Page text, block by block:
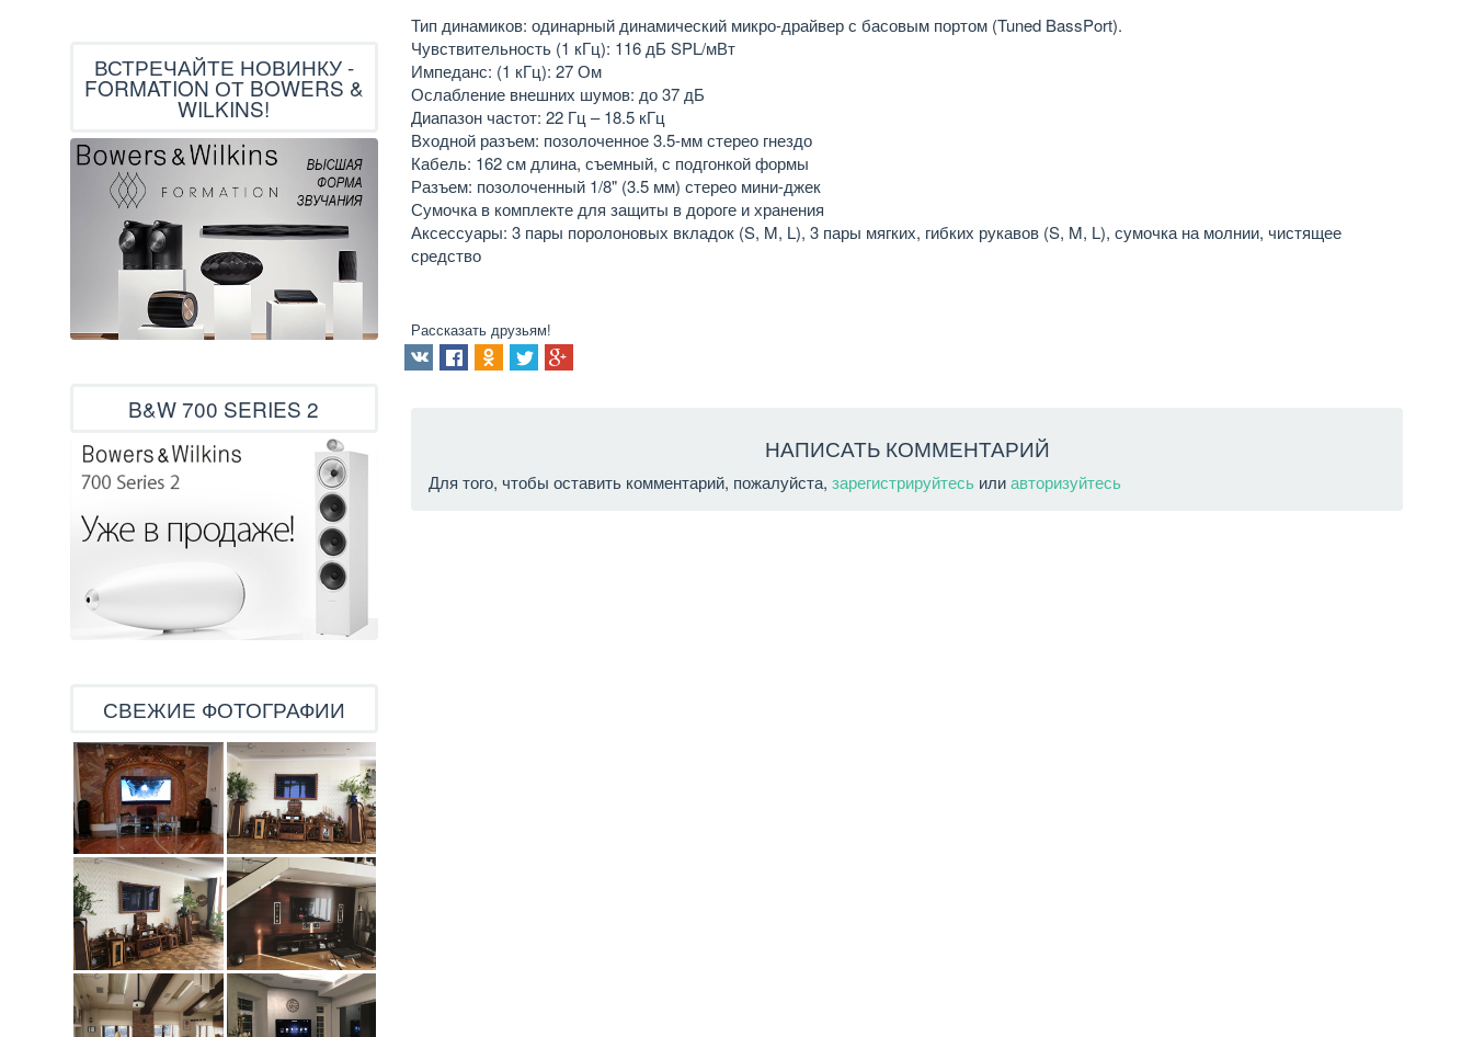
Тип динамиков: одинарный динамический микро-драйвер с басовым портом (Tuned BassPort).
Чувствительность (1 кГц): 116 дБ SPL/мВт
Импеданс: (1 кГц): 27 Ом
Ослабление внешних шумов: до 37 дБ
Диапазон частот: 22 Гц – 18.5 кГц
Входной разъем: позолоченное 3.5-мм стерео гнездо
Кабель: 162 см длина, съемный, с подгонкой формы
Разъем: позолоченный 1/8" (3.5 мм) стерео мини-джек
Сумочка в комплекте для защиты в дороге и хранения
Аксессуары: 3 пары поролоновых вкладок (S, M, L), 3 пары мягких, гибких рукавов (S, M, L), сумочка на молнии, чистящее
средство
Рассказать друзьям!
НАПИСАТЬ КОММЕНТАРИЙ
Для того, чтобы оставить комментарий, пожалуйста,зарегистрируйтесь илиавторизуйтесь
ВСТРЕЧАЙТЕ НОВИНКУ -
FORMATION ОТ BOWERS &
WILKINS!
B&W 700 SERIES 2
СВЕЖИЕ ФОТОГРАФИИ